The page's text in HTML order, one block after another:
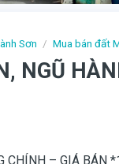
Sơn / Mua bán đất
NGŨ
CHÍNH – GIÁ BÁN